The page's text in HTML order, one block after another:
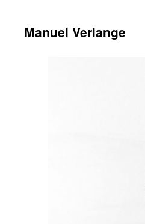
Manuel Verlange